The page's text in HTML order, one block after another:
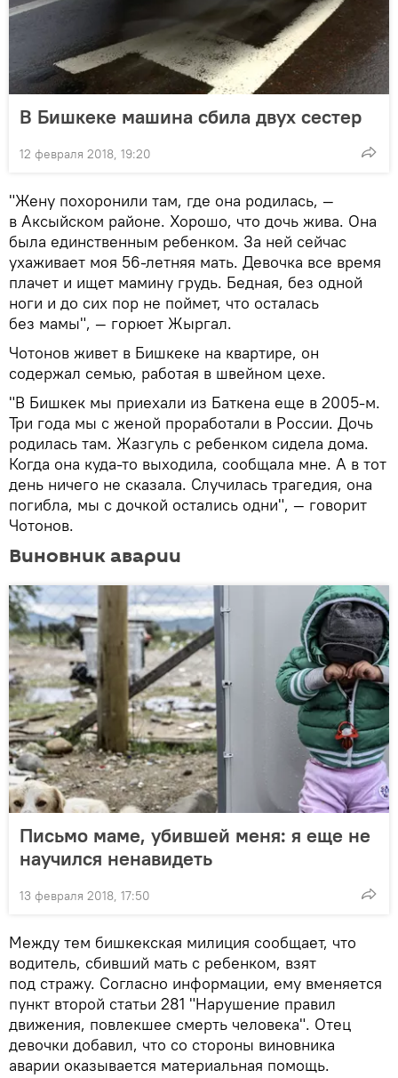
В Бишкеке машина сбила двух сестер
12 февраля 2018, 19:20
"Жену похоронили там, где она родилась, —
в Аксыйском районе. Хорошо, что дочь жива. Она
была единственным ребенком. За ней сейчас
ухаживает моя 56-летняя мать. Девочка все время
плачет и ищет мамину грудь. Бедная, без одной
ноги и до сих пор не поймет, что осталась
без мамы", — горюет Жыргал.
Чотонов живет в Бишкеке на квартире, он
содержал семью, работая в швейном цехе.
"В Бишкек мы приехали из Баткена еще в 2005-м.
Три года мы с женой проработали в России. Дочь
родилась там. Жазгуль с ребенком сидела дома.
Когда она куда-то выходила, сообщала мне. А в тот
день ничего не сказала. Случилась трагедия, она
погибла, мы с дочкой остались одни", — говорит
Чотонов.
Виновник аварии
Письмо маме, убившей меня: я еще не
научился ненавидеть
13 февраля 2018, 17:50
Между тем бишкекская милиция сообщает, что
водитель, сбивший мать с ребенком, взят
под стражу. Согласно информации, ему вменяется
пункт второй статьи 281 "Нарушение правил
движения, повлекшее смерть человека". Отец
девочки добавил, что со стороны виновника
аварии оказывается материальная помощь.